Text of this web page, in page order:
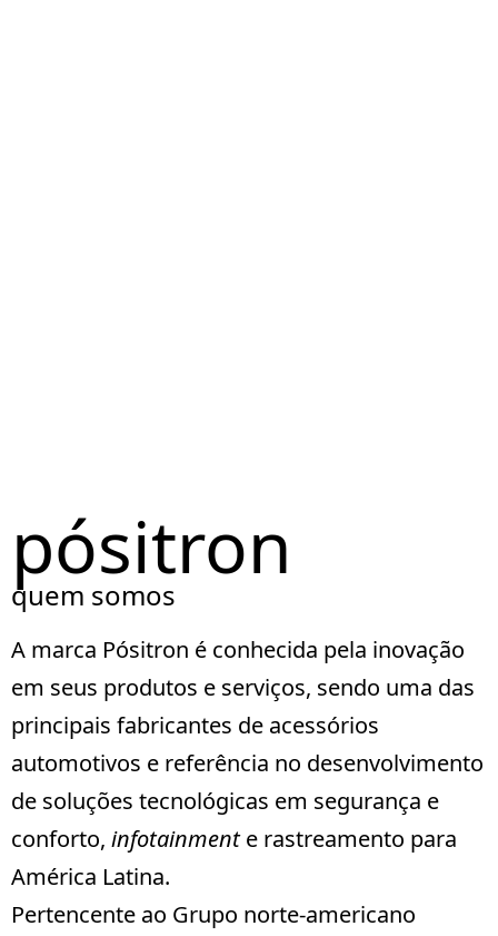
pósitron
quem somos
A marca Pósitron é conhecida pela inovação
em seus produtos e serviços, sendo uma das
principais fabricantes de acessórios
automotivos e referência no desenvolvimento
de soluções tecnológicas em segurança e
conforto, infotainmente rastreamento para
América Latina.
Pertencente ao Grupo norte-americano